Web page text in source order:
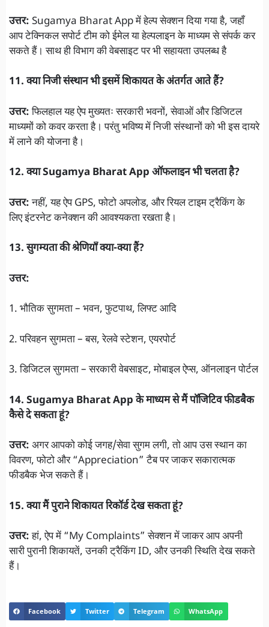
उत्तर: Sugamya Bharat App में हेल्प सेक्शन दिया गया है, जहाँ
आप टेक्निकल सपोर्ट टीम को ईमेल या हेल्पलाइन के माध्यम से संपर्क कर
सकते हैं। साथ ही विभाग की वेबसाइट पर भी सहायता उपलब्ध है
11. क्या निजी संस्थान भी इसमें शिकायत के अंतर्गत आते हैं?
उत्तर:फिलहाल यह ऐप मुख्यतः सरकारी भवनों, सेवाओं और डिजिटल
माध्यमों को कवर करता है। परंतु भविष्य में निजी संस्थानों को भी इस दायरे
में लाने की योजना है।
12. क्या Sugamya Bharat App ऑफलाइन भी चलता है?
उत्तर:नहीं, यह ऐप GPS, फोटो अपलोड, और रियल टाइम ट्रैकिंग के
लिए इंटरनेट कनेक्शन की आवश्यकता रखता है।
13. सुगम्यता की श्रेणियाँ क्या-क्या हैं?
उत्तर:
1. भौतिक सुगमता – भवन, फुटपाथ, लिफ्ट आदि
2. परिवहन सुगमता – बस, रेलवे स्टेशन, एयरपोर्ट
3. डिजिटल सुगमता – सरकारी वेबसाइट, मोबाइल ऐप्स, ऑनलाइन पोर्टल
14. Sugamya Bharat App के माध्यम से मैं पॉजिटिव फीडबैक
कैसे दे सकता हूं?
उत्तर: अगर आपको कोई जगह/सेवा सुगम लगी, तो आप उस स्थान का
विवरण, फोटो और “Appreciation” टैब पर जाकर सकारात्मक
फीडबैक भेज सकते हैं।
15. क्या मैं पुराने शिकायत रिकॉर्ड देख सकता हूं?
उत्तर:हां, ऐप में “My Complaints” सेक्शन में जाकर आप अपनी
सारी पुरानी शिकायतें, उनकी ट्रैकिंग ID, और उनकी स्थिति देख सकते
हैं।
Facebook Twitter Telegram WhatsApp